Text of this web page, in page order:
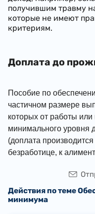
получившим травму
которые не имеют
критериям.
Доплата до
Пособие по
частичном размере
которых от работы или
минимального уровня
(доплата
безработице, к
Действия по теме
минимума